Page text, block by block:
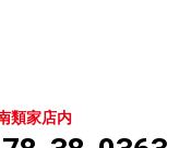
類家店内